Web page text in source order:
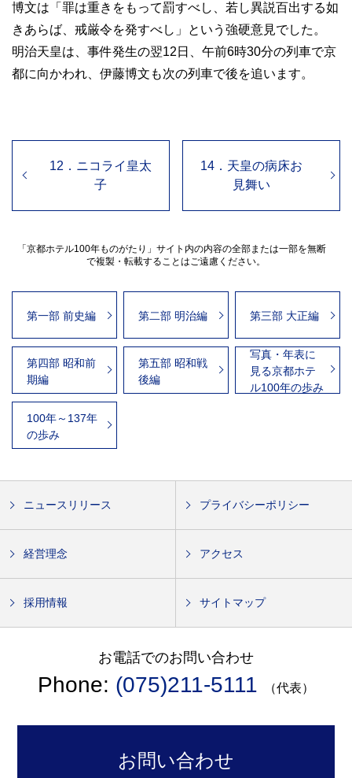
博文は「罪は重きをもって罰すべし、若し異説百出する如
きあらば、戒厳令を発すべし」という強硬意見でした。
明治天皇は、事件発生の翌12日、午前6時30分の列車で京
都に向かわれ、伊藤博文も次の列車で後を追います。
14．天皇の病床お
見舞い
12．ニコライ皇太
子
「京都ホテル100年ものがたり」サイト内の内容の全部または一部を無断
で複製・転載することはご遠慮ください。
第一部 前史編 第二部 明治編 第三部 大正編
第四部 昭和前
期編
第五部 昭和戦
後編
写真・年表に
見る京都ホテ
ル100年の歩み
100年～137年
の歩み
ニュースリリース プライバシーポリシー
経営理念 アクセス
採用情報 サイトマップ
お電話でのお問い合わせ
Phone: (075)211-5111 （代表）
お問い合わせ